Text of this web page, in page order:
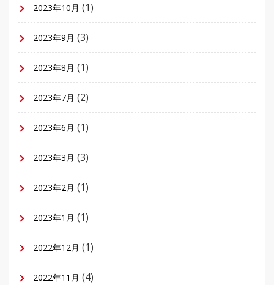
2023年10月 (1)
2023年9月 (3)
2023年8月 (1)
2023年7月 (2)
2023年6月 (1)
2023年3月 (3)
2023年2月 (1)
2023年1月 (1)
2022年12月 (1)
2022年11月 (4)